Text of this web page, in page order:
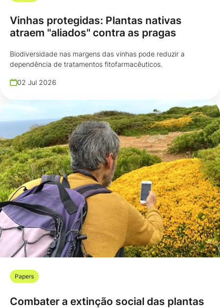
Vinhas protegidas: Plantas nativas
atraem "aliados" contra as pragas
Biodiversidade nas margens das vinhas pode reduzir a
dependência de tratamentos fitofarmacêuticos.
02 Jul 2026
Papers
Combater a extinção social das plantas